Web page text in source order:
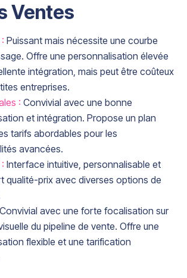
Ventes
Puissant mais nécessite une courbe
Offre une personnalisation élevée
intégration, mais peut être coûteux
entreprises.
: Convivial avec une bonne
et intégration. Propose un plan
tarifs abordables pour les
avancées.
Interface intuitive, personnalisable et
qualité-prix avec diverses options de
Convivial avec une forte focalisation sur
du pipeline de vente. Offre une
flexible et une tarification